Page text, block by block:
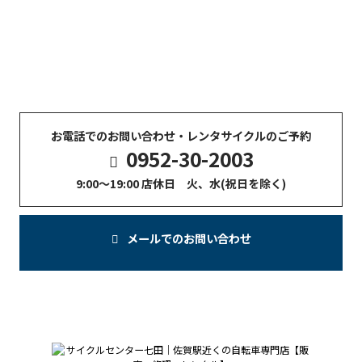
お電話でのお問い合わせ・レンタサイクルのご予約
0952-30-2003
9:00〜19:00 店休日 火、水(祝日を除く)
メールでのお問い合わせ